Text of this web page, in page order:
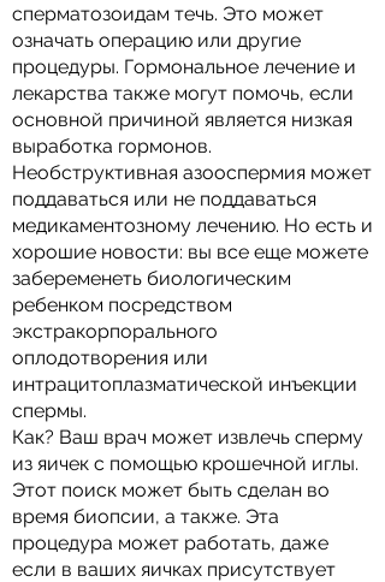
сперматозоидам течь. Это может
означать операцию или другие
процедуры. Гормональное лечение и
лекарства также могут помочь, если
основной причиной является низкая
выработка гормонов.
Необструктивная азооспермия может
поддаваться или не поддаваться
медикаментозному лечению. Но есть и
хорошие новости: вы все еще можете
забеременеть биологическим
ребенком посредством
экстракорпорального
оплодотворения или
интрацитоплазматической инъекции
спермы.
Как? Ваш врач может извлечь сперму
из яичек с помощью крошечной иглы.
Этот поиск может быть сделан во
время биопсии, а также. Эта
процедура может работать, даже
если в ваших яичках присутствует